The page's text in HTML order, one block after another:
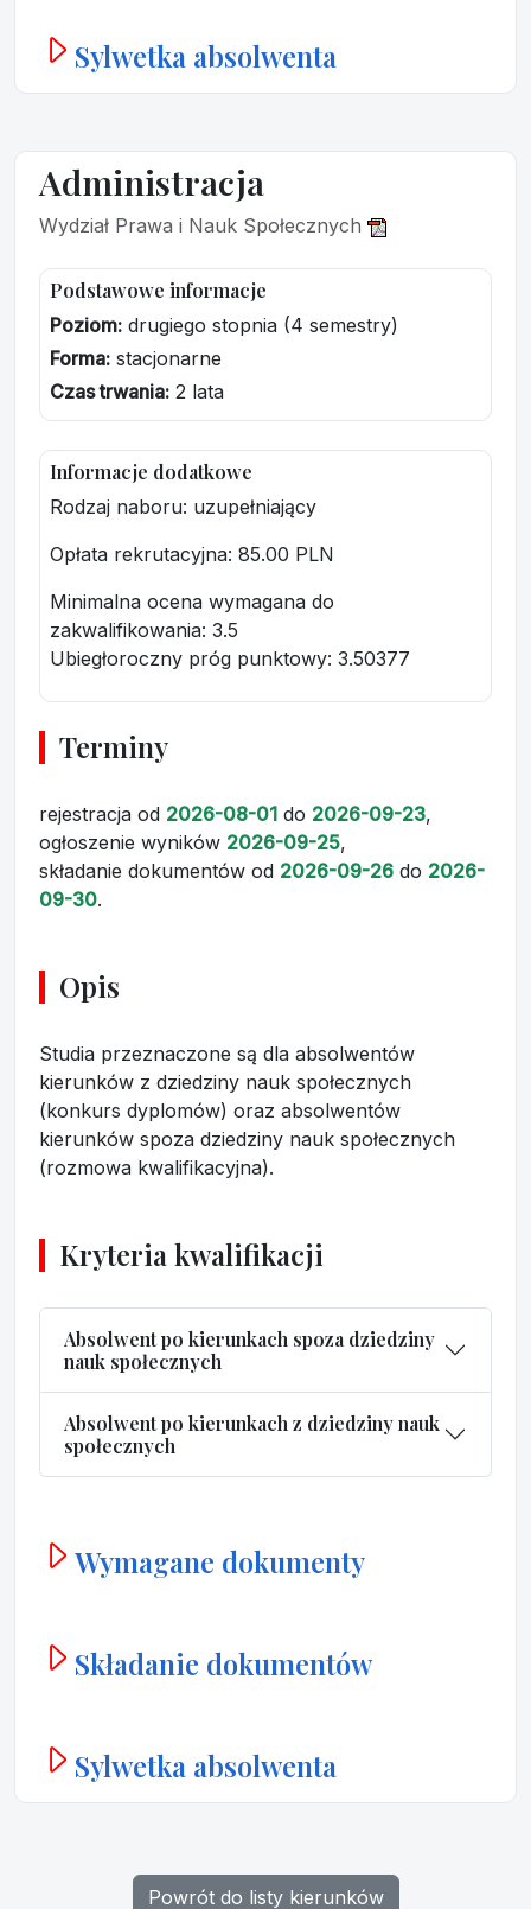
Sylwetka absolwenta
Administracja
Wydział Prawa i Nauk Społecznych
Podstawowe informacje
Poziom: drugiego stopnia (4 semestry)
Forma: stacjonarne
Czas trwania: 2 lata
Informacje dodatkowe
Rodzaj naboru: uzupełniający
Opłata rekrutacyjna: 85.00 PLN
Minimalna ocena wymagana do
zakwalifikowania: 3.5
Ubiegłoroczny próg punktowy: 3.50377
Terminy
rejestracja od 2026-08-01 do 2026-09-23,
ogłoszenie wyników 2026-09-25,
składanie dokumentów od 2026-09-26 do 2026-
09-30.
Opis
Studia przeznaczone są dla absolwentów
kierunków z dziedziny nauk społecznych
(konkurs dyplomów) oraz absolwentów
kierunków spoza dziedziny nauk społecznych
(rozmowa kwalifikacyjna).
Kryteria kwalifikacji
Absolwent po kierunkach spoza dziedziny
nauk społecznych
Absolwent po kierunkach z dziedziny nauk
społecznych
Wymagane dokumenty
Składanie dokumentów
Sylwetka absolwenta
Powrót do listy kierunków